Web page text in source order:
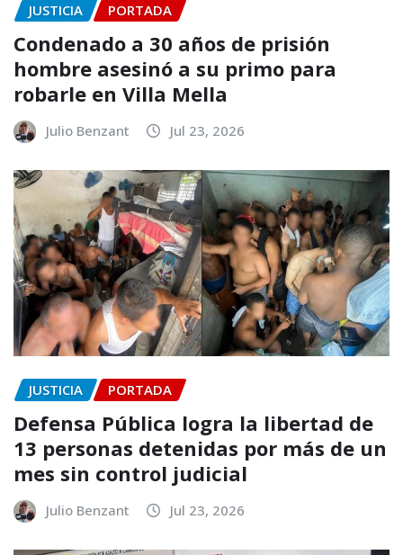
JUSTICIA PORTADA
Condenado a 30 años de prisión
hombre asesinó a su primo para
robarle en Villa Mella
Julio Benzant Jul 23, 2026
JUSTICIA PORTADA
Defensa Pública logra la libertad de
13 personas detenidas por más de un
mes sin control judicial
Julio Benzant Jul 23, 2026